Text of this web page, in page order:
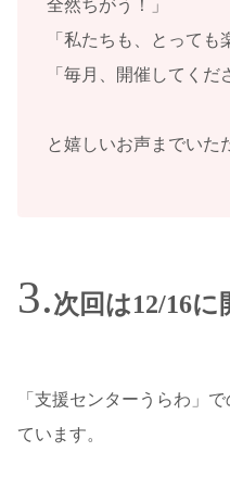
全然ちがう！」
「私たちも、とっても
「毎月、開催してくだ
と嬉しいお声までいた
次回は12/16
「支援センターうらわ」
ています。